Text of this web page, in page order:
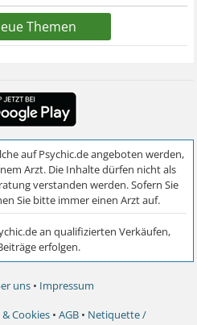
Themen
uns • Impressum
Cookies • AGB • Netiquette /